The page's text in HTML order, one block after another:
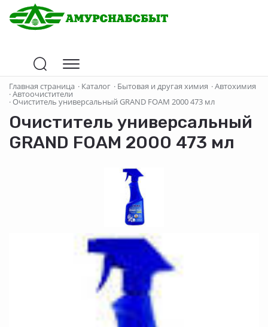
Главная страница · Каталог · Бытовая и другая химия ·Автохимия
·Автоочистители
·Очиститель универсальный GRAND FOAM 2000 473 мл
Очиститель универсальный
GRAND FOAM 2000 473 мл